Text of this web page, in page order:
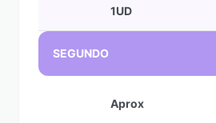
1UD
SEGUNDO
Aprox